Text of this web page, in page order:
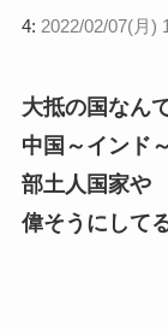
4: 2022/02/07(月)
大抵の国なん
中国～インド
部土人国家や
偉そうにして